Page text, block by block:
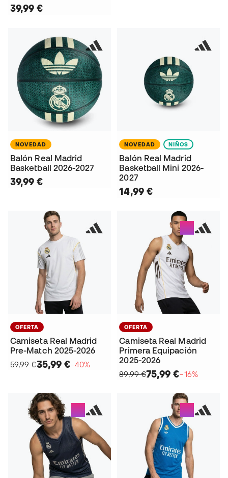
39,99 €
NOVEDAD
Balón Real Madrid
Basketball 2026-2027
39,99 €
NOVEDAD NIÑOS
Balón Real Madrid
Basketball Mini 2026-
2027
14,99 €
OFERTA
Camiseta Real Madrid
Pre-Match 2025-2026
59,99 €35,99 €−40%
OFERTA
Camiseta Real Madrid
Primera Equipación
2025-2026
89,99 €75,99 €−16%